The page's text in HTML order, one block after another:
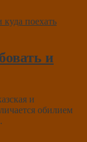
и
и
обилием